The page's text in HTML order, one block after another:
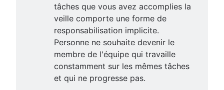
tâches que vous avez accomplies la
veille comporte une forme de
responsabilisation implicite.
Personne ne souhaite devenir le
membre de l'équipe qui travaille
constamment sur les mêmes tâches
et qui ne progresse pas.